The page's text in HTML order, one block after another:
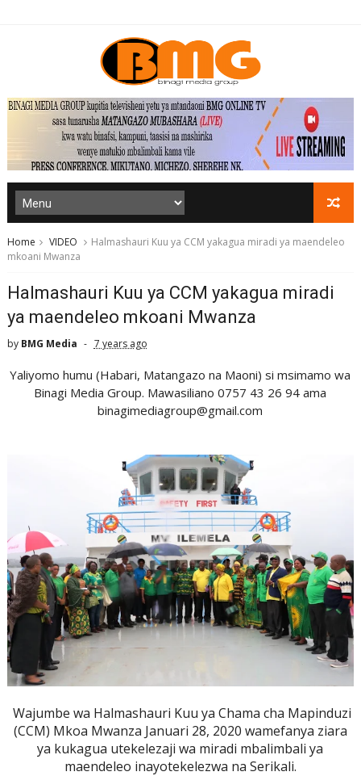
Home VIDEO
Halmashauri Kuu ya CCM yakagua miradi ya maendeleo
mkoani Mwanza
Halmashauri Kuu ya CCM yakagua miradi
ya maendeleo mkoani Mwanza
by BMG Media 7 years ago
Yaliyomo humu (Habari, Matangazo na Maoni) si msimamo wa
Binagi Media Group. Mawasiliano 0757 43 26 94 ama
binagimediagroup@gmail.com
Wajumbe wa Halmashauri Kuu ya Chama cha Mapinduzi
(CCM) Mkoa Mwanza Januari 28, 2020 wamefanya ziara
ya kukagua utekelezaji wa miradi mbalimbali ya
maendeleo inayotekelezwa na Serikali.